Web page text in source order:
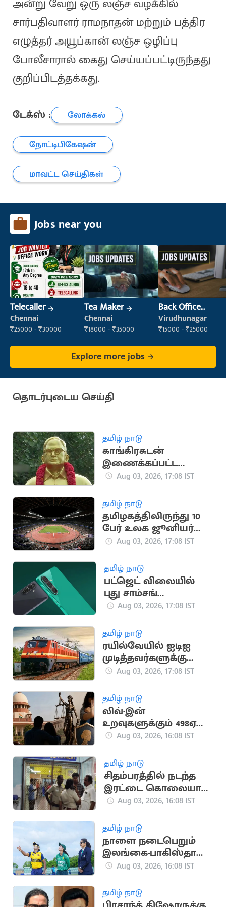
அன்று வேறு ஒரு லஞ்ச வழக்கில்
சார்பதிவாளர் ராமநாதன் மற்றும் பத்திர
எழுத்தர் அயூப்கான் லஞ்ச ஒழிப்பு
போலீசாரால் கைது செய்யப்பட்டிருந்தது
குறிப்பிடத்தக்கது.
டேக்ஸ் :
லோக்கல்
நோட்டிபிகேஷன்
மாவட்ட செய்திகள்
Jobs near you
Telecaller
Chennai
₹25000 - ₹30000
Tea Maker
Chennai
₹18000 - ₹35000
Back Office
Executive
(Administration)
Virudhunagar
₹15000 - ₹25000
Explore more jobs
தொடர்புடைய செய்தி
தமிழ் நாடு
காங்கிரசுடன்
இணைக்கப்பட்ட
தமிழ்நாடு
வரலாறு
Aug 03, 2026, 17:08 IST
தமிழ் நாடு
தமிழகத்திலிருந்து 10
பேர் உலக ஜூனியர்
தடகள அணிக்கு
Aug 03, 2026, 17:08 IST
தமிழ் நாடு
பட்ஜெட் விலையில்
புது சாம்சங்
ஸ்மார்ட்போன்
Aug 03, 2026, 17:08 IST
தமிழ் நாடு
ரயில்வேயில் ஐடிஐ
முடித்தவர்களுக்கு
அப்ரண்டிஸ் பயிற்சி
Aug 03, 2026, 17:08 IST
தமிழ் நாடு
லிவ்-இன்
உறவுகளுக்கும் 498ஏ
பிரிவு பாதுகாப்பு:
Aug 03, 2026, 16:08 IST
தமிழ் நாடு
சிதம்பரத்தில் நடந்த
இரட்டை கொலையால்
பரபரப்பு
Aug 03, 2026, 16:08 IST
தமிழ் நாடு
நாளை நடைபெறும்
இலங்கை-பாகிஸ்தான்
மகளிர் கடைசி டி20
Aug 03, 2026, 16:08 IST
தமிழ் நாடு